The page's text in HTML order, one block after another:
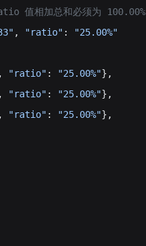
值相加总和必须为 100.00%
, "ratio" :
"25.00%"
, "ratio" : "25.00%"},
, "ratio" : "25.00%"},
, "ratio" : "25.00%"},